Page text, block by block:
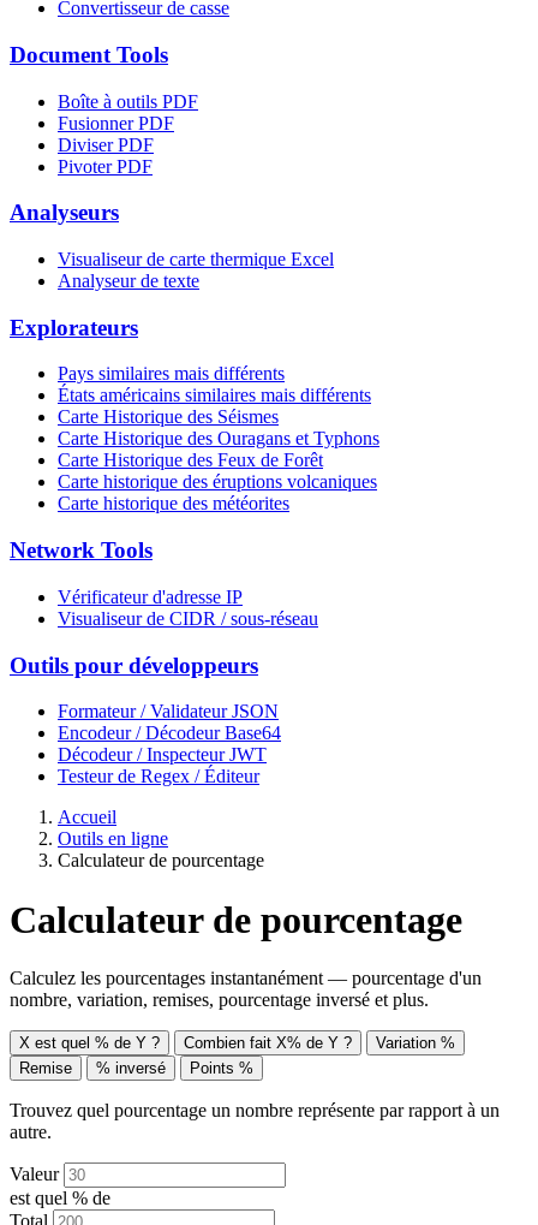
Convertisseur de casse
Document Tools
Boîte à outils PDF
Fusionner PDF
Diviser PDF
Pivoter PDF
Analyseurs
Visualiseur de carte thermique Excel
Analyseur de texte
Explorateurs
Pays similaires mais différents
États américains similaires mais différents
Carte Historique des Séismes
Carte Historique des Ouragans et Typhons
Carte Historique des Feux de Forêt
Carte historique des éruptions volcaniques
Carte historique des météorites
Network Tools
Vérificateur d'adresse IP
Visualiseur de CIDR / sous-réseau
Outils pour développeurs
Formateur / Validateur JSON
Encodeur / Décodeur Base64
Décodeur / Inspecteur JWT
Testeur de Regex / Éditeur
Accueil
Outils en ligne
Calculateur de pourcentage
Calculateur de pourcentage
Calculez les pourcentages instantanément — pourcentage d'un
nombre, variation, remises, pourcentage inversé et plus.
X est quel % de Y ? Combien fait X% de Y ?
Variation %
Remise
% inversé Points %
Trouvez quel pourcentage un nombre représente par rapport à un
autre.
Valeur
est quel % de